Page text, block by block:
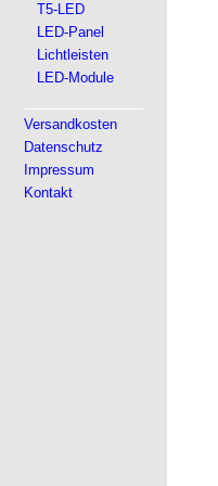
T5-LED
LED-Panel
Lichtleisten
LED-Module
Versandkosten
Datenschutz
Impressum
Kontakt